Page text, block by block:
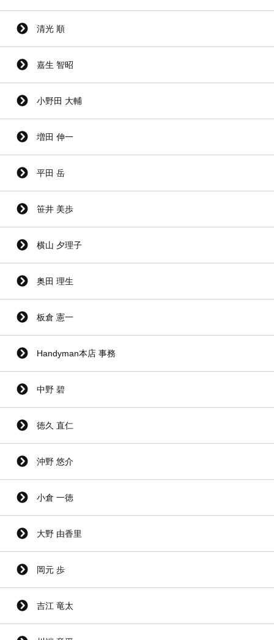
清光 順
嘉生 智昭
小野田 大輔
増田 伸一
平田 岳
笹井 美歩
横山 夕理子
奥田 理生
板倉 憲一
Handyman本店 事務
中野 碧
徳久 直仁
沖野 悠介
小倉 一徳
大野 由香里
岡元 歩
吉江 竜太